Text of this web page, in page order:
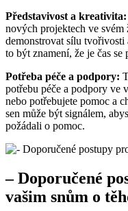
Představivost a kreativita:
nových projektech ve
demonstrovat sílu tvořivosti
to být znamení, že je čas
Potřeba péče a podpory:
potřebu péče a podpory ve
nebo potřebujete pomoc a
sen může být signálem,
požádali o pomoc.
– Doporučené
vašim snům o